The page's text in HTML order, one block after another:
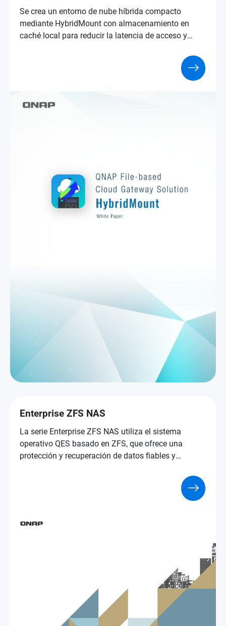
Se crea un entorno de nube híbrida compacto
mediante HybridMount con almacenamiento en
caché local para reducir la latencia de acceso y
Enterprise ZFS NAS
La serie Enterprise ZFS NAS utiliza el sistema
operativo QES basado en ZFS, que ofrece una
protección y recuperación de datos fiables y
empresas a acelerar los servicios críticos y afrontar